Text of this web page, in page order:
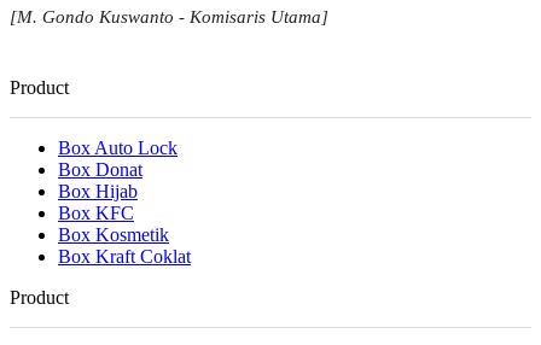
[M. Gondo Kuswanto - Komisaris Utama]
Product
Box Auto Lock
Box Donat
Box Hijab
Box KFC
Box Kosmetik
Box Kraft Coklat
Product